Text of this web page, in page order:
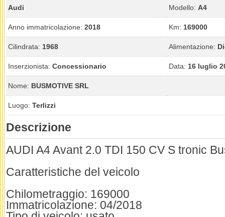
Audi Modello: A4
Anno immatricolazione: 2018 Km: 169000
Cilindrata: 1968 Alimentazione:
Inserzionista: Concessionario Data: 16 luglio
Nome: BUSMOTIVE SRL
Luogo: Terlizzi
Descrizione
AUDI A4 Avant 2.0 TDI 150 CV S tronic
Caratteristiche del veicolo
Chilometraggio: 169000
Immatricolazione: 04/2018